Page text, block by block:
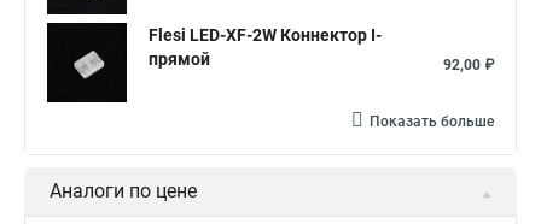
Flesi LED-XF-2W Коннектор I-
прямой
92,00 ₽
Показать больше
Аналоги по цене